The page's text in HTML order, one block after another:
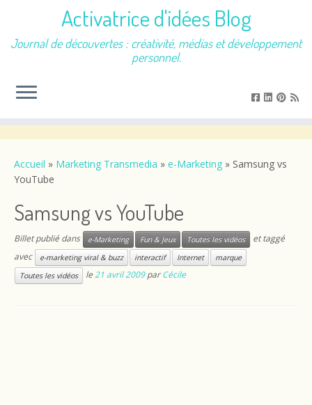
contenu
Activatrice d'idées Blog
Journal de découvertes : créativité, médias et développement
personnel.
Accueil » Marketing Transmedia » e-Marketing » Samsung vs
YouTube
Samsung vs YouTube
Billet publié dans e-Marketing Fun & Jeux Toutes les vidéos
et taggé
avec
e-marketing viral & buzz interactif Internet
marque
Toutes les vidéos
le21 avril 2009 parCécile